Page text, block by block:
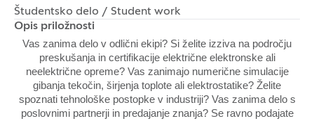
Študentsko delo / Student work
Opis priložnosti
Vas zanima delo v odlični ekipi? Si želite izziva na področju
preskušanja in certifikacije električne elektronske ali
neelektrične opreme? Vas zanimajo numerične simulacije
gibanja tekočin, širjenja toplote ali elektrostatike? Želite
spoznati tehnološke postopke v industriji? Vas zanima delo s
poslovnimi partnerji in predajanje znanja? Se ravno podajate